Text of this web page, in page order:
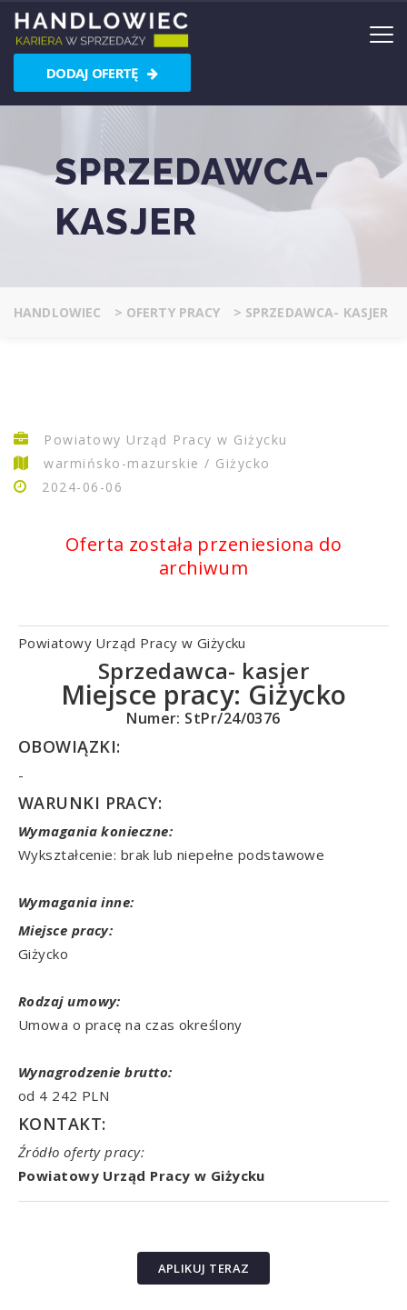
DODAJ OFERTĘ
SPRZEDAWCA-
KASJER
HANDLOWIEC > OFERTY PRACY > SPRZEDAWCA- KASJER
Powiatowy Urząd Pracy w Giżycku
warmińsko-mazurskie / Giżycko
2024-06-06
Oferta została przeniesiona do
archiwum
Powiatowy Urząd Pracy w Giżycku
Sprzedawca- kasjer
Miejsce pracy: Giżycko
Numer: StPr/24/0376
OBOWIĄZKI:
-
WARUNKI PRACY:
Wymagania konieczne:
Wykształcenie: brak lub niepełne podstawowe
Wymagania inne:
Miejsce pracy:
Giżycko
Rodzaj umowy:
Umowa o pracę na czas określony
Wynagrodzenie brutto:
od 4 242 PLN
KONTAKT:
Źródło oferty pracy:
Powiatowy Urząd Pracy w Giżycku
APLIKUJ TERAZ